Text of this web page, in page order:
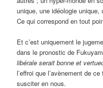
unique, une idéologie unique,
Ce qui correspond en tout
Et c’est uniquement le
dans le pronostic de
libérale serait bonne et
l’effroi que l’avènement de
susciter en nous.